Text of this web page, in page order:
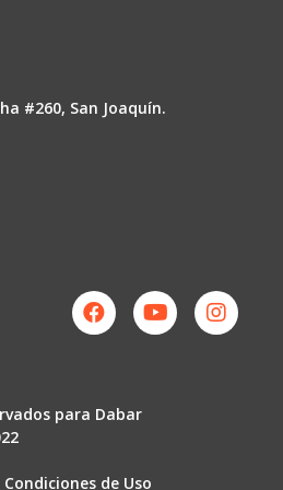
#260, San Joaquín.
para Dabar
Condiciones de Uso